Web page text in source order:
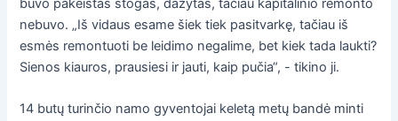
buvo pakeistas stogas, dažytas, tačiau kapitalinio remonto
nebuvo. „Iš vidaus esame šiek tiek pasitvarkę, tačiau iš
esmės remontuoti be leidimo negalime, bet kiek tada laukti?
Sienos kiauros, prausiesi ir jauti, kaip pučia“, - tikino ji.
14 butų turinčio namo gyventojai keletą metų bandė minti